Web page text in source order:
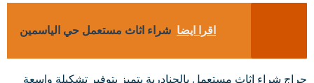
اقرا ايضا شراء اثاث مستعمل حي الياسمين
حراج شراء اثاث مستعمل بالجنادرية يتميز بتوفير تشكيلة واسعة